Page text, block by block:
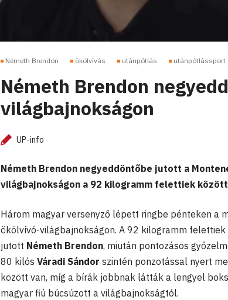
Németh Brendon ökölvívás utánpótlás utánpótlássport
Németh Brendon
világbajnokságon
UP-info
Németh Brendon negyeddöntőbe jutott a
világbajnokságon a 92 kilogramm felettiek
Három magyar versenyző lépett ringbe pénteken a
ökölvívó-világbajnokságon. A 92 kilogramm
jutott Németh Brendon, miután pontozásos
80 kilós Váradi Sándor szintén ponzotással nyert
között van, míg a bírák jobbnak látták a lengyel
magyar fiú búcsúzott a világbajnokságtól.